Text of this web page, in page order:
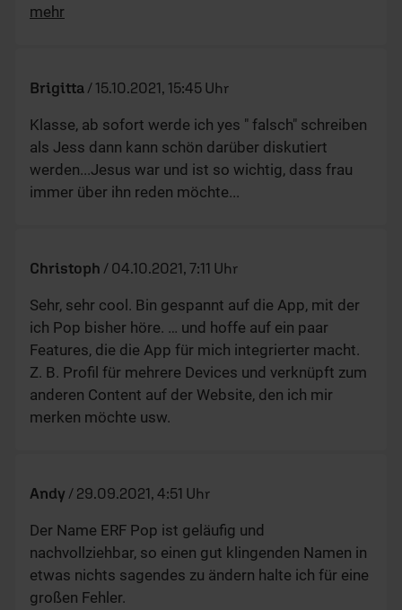
mehr
Brigitta / 15.10.2021, 15:45 Uhr
Klasse, ab sofort werde ich yes " falsch" schreiben
als Jess dann kann schön darüber diskutiert
werden...Jesus war und ist so wichtig, dass frau
immer über ihn reden möchte...
Christoph / 04.10.2021, 7:11 Uhr
Sehr, sehr cool. Bin gespannt auf die App, mit der
ich Pop bisher höre. … und hoffe auf ein paar
Features, die die App für mich integrierter macht.
Z. B. Profil für mehrere Devices und verknüpft zum
anderen Content auf der Website, den ich mir
merken möchte usw.
Andy / 29.09.2021, 4:51 Uhr
Der Name ERF Pop ist geläufig und
nachvollziehbar, so einen gut klingenden Namen in
etwas nichts sagendes zu ändern halte ich für eine
großen Fehler.